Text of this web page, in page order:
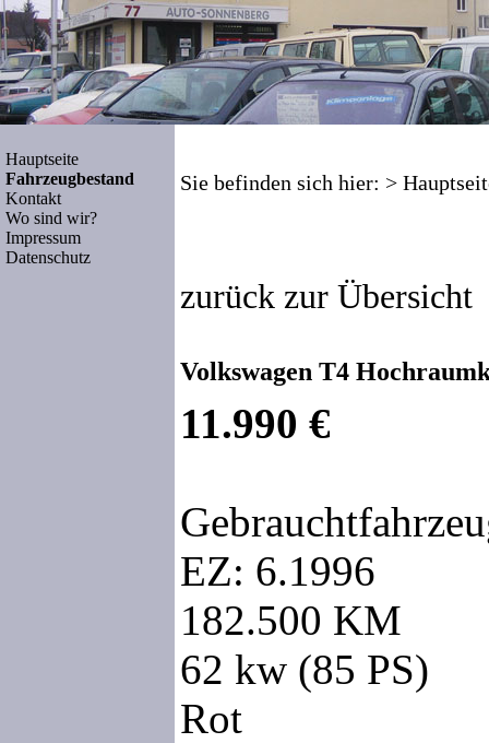
Hauptseite
Fahrzeugbestand
Kontakt
Wo sind wir?
Impressum
Datenschutz
Sie befinden sich hier: >
zurück zur Übersicht
Volkswagen T4
11.990 €
EZ: 6.1996
182.500 KM
62 kw (85 PS)
Rot